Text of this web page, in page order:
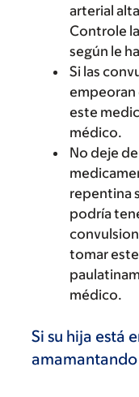
arterial
Controle
según le
Si las
empeoran
este
médico.
No deje
repentina
podría
tomar
médico.
Si su hija está
amamantando